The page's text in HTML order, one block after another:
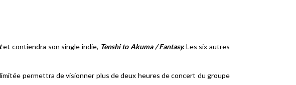
et contiendra son single indie, Tenshi to Akuma / Fantasy. Les six autres
permettra de visionner plus de deux heures de concert du groupe